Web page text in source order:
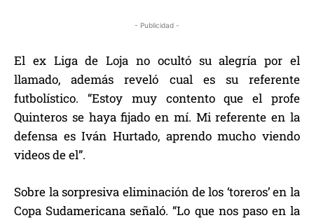
- Publicidad -
El ex Liga de Loja no ocultó su alegría por el
llamado, además reveló cual es su referente
futbolístico. “Estoy muy contento que el profe
Quinteros se haya fijado en mí. Mi referente en la
defensa es Iván Hurtado, aprendo mucho viendo
videos de el”.
Sobre la sorpresiva eliminación de los ‘toreros’ en la
Copa Sudamericana señaló. “Lo que nos paso en la